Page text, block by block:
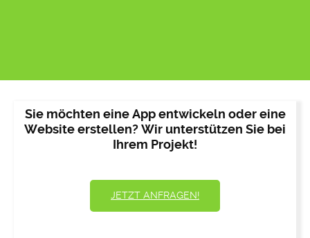
Sie möchten eine App entwickeln oder eine
Website erstellen? Wir unterstützen Sie bei
Ihrem Projekt!
JETZT ANFRAGEN!